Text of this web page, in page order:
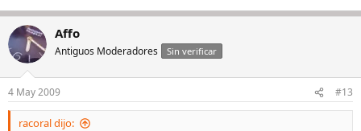
Affo
Antiguos Moderadores Sin verificar
4 May 2009 #13
racoral dijo: